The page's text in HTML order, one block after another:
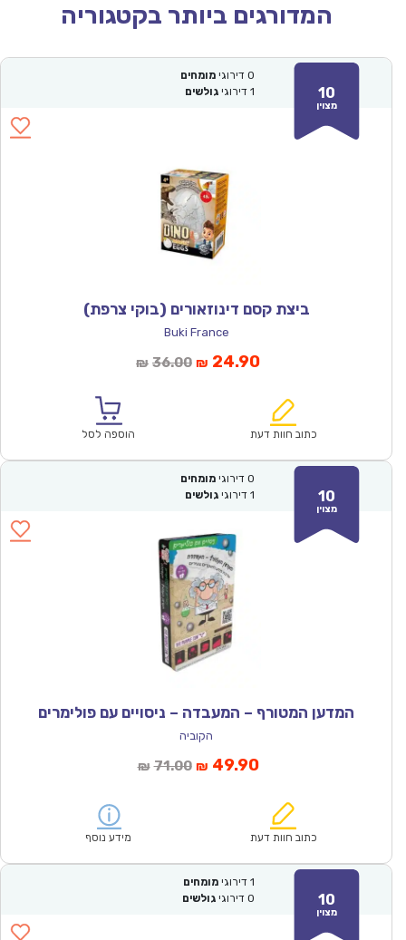
המדורגים ביותר בקטגוריה
10
מצוין
0 דירוגי מומחים
1 דירוגי גולשים
ביצת קסם דינוזאורים (בוקי צרפת)
Buki France
₪ 36.00המחיר
₪36.00.
₪ 24.90המחיר
הוא:
כתוב חוות דעת הוספה לסל
10
מצוין
0 דירוגי מומחים
1 דירוגי גולשים
המדען המטורף – המעבדה – ניסויים עם פולימרים
הקוביה
₪ 71.00המחיר
₪71.00.
₪ 49.90המחיר
הוא:
כתוב חוות דעת מידע נוסף
10
מצוין
1 דירוגי מומחים
0 דירוגי גולשים